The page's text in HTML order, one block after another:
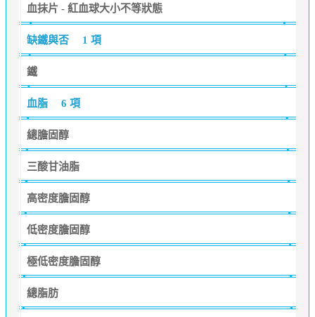
血抹片 - 紅血球大小不等狀態
缺鐵與否 1 項
鐵
血脂 6 項
總膽固醇
三酸甘油脂
高密度膽固醇
低密度膽固醇
極低密度膽固醇
總脂肪